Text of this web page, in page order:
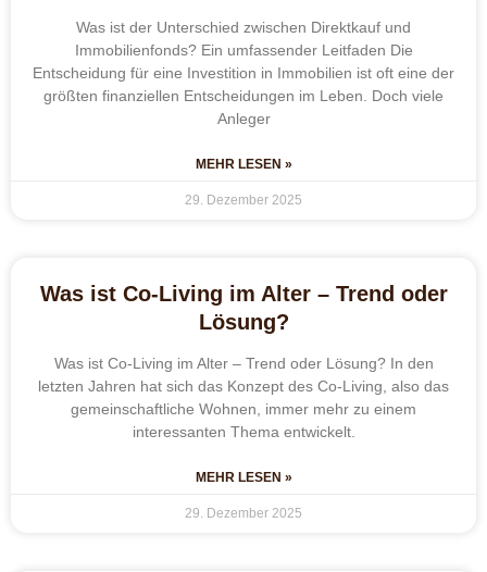
Was ist der Unterschied zwischen Direktkauf und
Immobilienfonds? Ein umfassender Leitfaden Die
Entscheidung für eine Investition in Immobilien ist oft eine der
größten finanziellen Entscheidungen im Leben. Doch viele
Anleger
MEHR LESEN »
29. Dezember 2025
Was ist Co-Living im Alter – Trend oder
Lösung?
Was ist Co-Living im Alter – Trend oder Lösung? In den
letzten Jahren hat sich das Konzept des Co-Living, also das
gemeinschaftliche Wohnen, immer mehr zu einem
interessanten Thema entwickelt.
MEHR LESEN »
29. Dezember 2025